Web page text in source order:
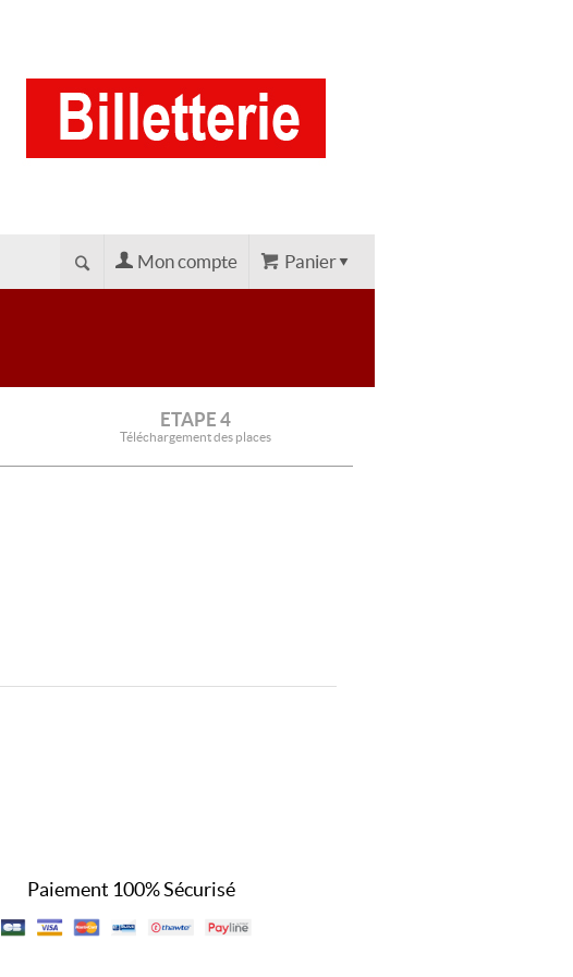
Panier
Mon compte
ETAPE 4
Téléchargement des places
Paiement 100% Sécurisé